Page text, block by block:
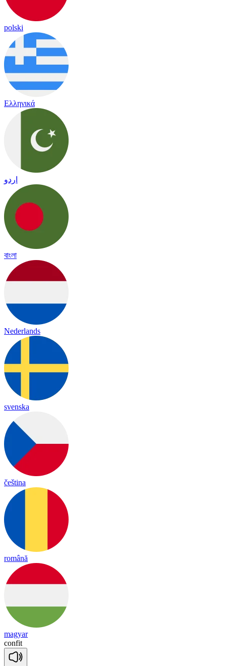
polski
Ελληνικά
اردو
বাংলা
Nederlands
svenska
čeština
română
magyar
confit